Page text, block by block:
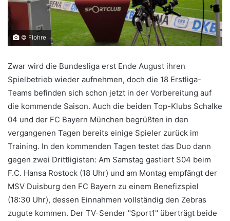
© Flohre
Zwar wird die Bundesliga erst Ende August ihren
Spielbetrieb wieder aufnehmen, doch die 18 Erstliga-
Teams befinden sich schon jetzt in der Vorbereitung auf
die kommende Saison. Auch die beiden Top-Klubs Schalke
04 und der FC Bayern München begrüßten in den
vergangenen Tagen bereits einige Spieler zurück im
Training. In den kommenden Tagen testet das Duo dann
gegen zwei Drittligisten: Am Samstag gastiert S04 beim
F.C. Hansa Rostock (18 Uhr) und am Montag empfängt der
MSV Duisburg den FC Bayern zu einem Benefizspiel
(18:30 Uhr), dessen Einnahmen vollständig den Zebras
zugute kommen. Der TV-Sender "Sport1" überträgt beide